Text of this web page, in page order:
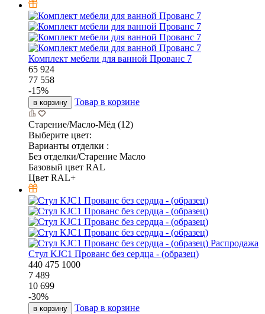
Комплект мебели для ванной Прованс 7
65 924
77 558
-15%
в корзину Товар в корзине
Старение/Масло-Мёд (12)
Выберите цвет:
Варианты отделки :
Без отделки/Старение Масло
Базовый цвет RAL
Цвет RAL+
Распродажа
Стул KJC1 Прованс без сердца - (образец)
440 475 1000
7 489
10 699
-30%
в корзину Товар в корзине